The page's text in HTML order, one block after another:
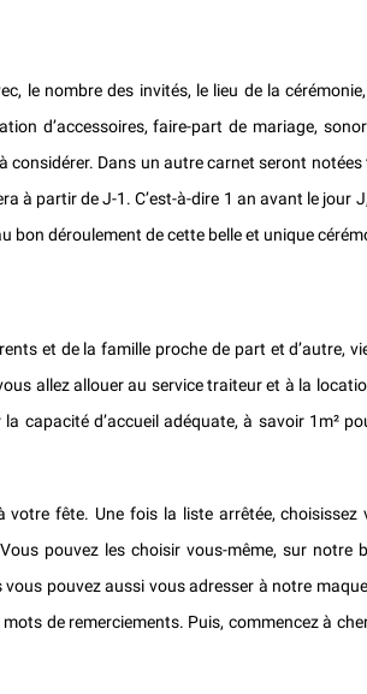
le nombre des invités, le lieu de la
d’accessoires,faire-part de mariage,
Dans un autre carnet seront notées
à partir de J-1. C’est-à-dire 1 an avant le jour
bon déroulement de cette belle et unique
et de la famille proche de part et d’autre,
allez allouer au service traiteur et à la
capacité d’accueil adéquate, à savoir 1m²
fête. Une fois la liste arrêtée,
pouvez les choisir vous-même, sur notre
pouvez aussi vous adresser à notre
de remerciements. Puis, commencez à